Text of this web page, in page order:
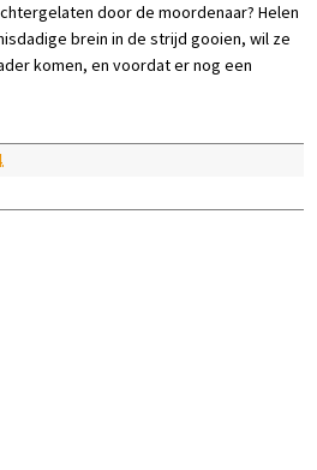
door de moordenaar? Helen
brein in de strijd gooien, wil ze
komen, en voordat er nog een